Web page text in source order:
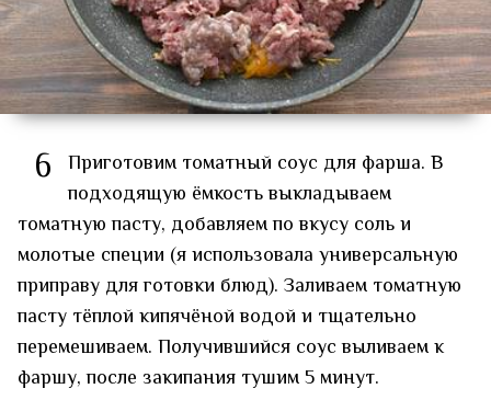
6 Приготовим томатный соус для фарша. В
подходящую ёмкость выкладываем
томатную пасту, добавляем по вкусу соль и
молотые специи (я использовала универсальную
приправу для готовки блюд). Заливаем томатную
пасту тёплой кипячёной водой и тщательно
перемешиваем. Получившийся соус выливаем к
фаршу, после закипания тушим 5 минут.